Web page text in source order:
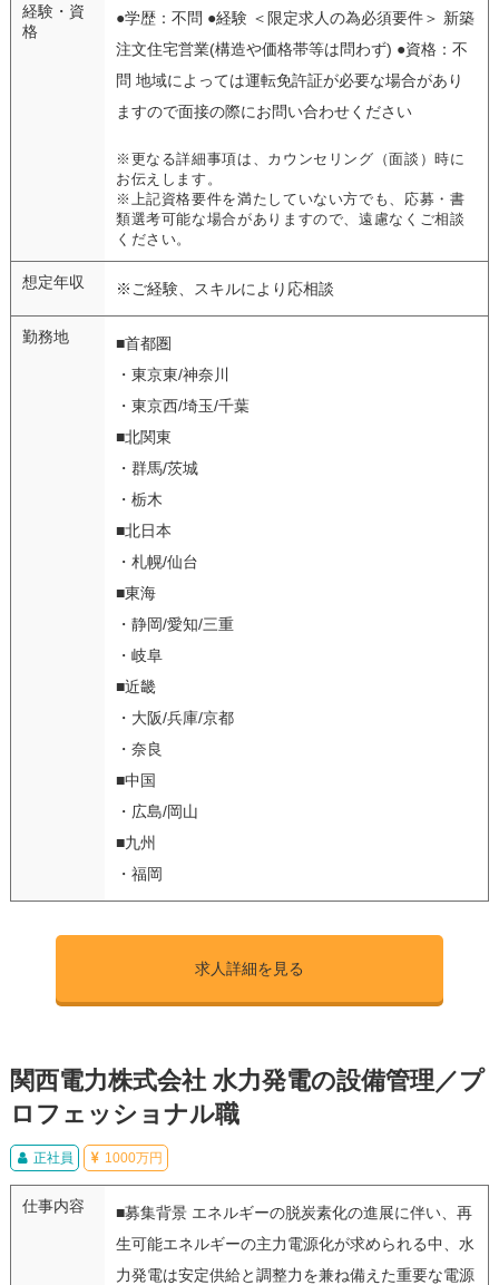
経験・資
格
●学歴：不問 ●経験 ＜限定求人の為必須要件＞ 新築
注文住宅営業(構造や価格帯等は問わず) ●資格：不
問 地域によっては運転免許証が必要な場合があり
ますので面接の際にお問い合わせください
※更なる詳細事項は、カウンセリング（面談）時に
お伝えします。
※上記資格要件を満たしていない方でも、応募・書
類選考可能な場合がありますので、遠慮なくご相談
ください。
想定年収 ※ご経験、スキルにより応相談
勤務地
■首都圏
・東京東/神奈川
・東京西/埼玉/千葉
■北関東
・群馬/茨城
・栃木
■北日本
・札幌/仙台
■東海
・静岡/愛知/三重
・岐阜
■近畿
・大阪/兵庫/京都
・奈良
■中国
・広島/岡山
■九州
・福岡
求人詳細を見る
関西電力株式会社 水力発電の設備管理／プ
ロフェッショナル職
正社員 1000万円
仕事内容
■募集背景 エネルギーの脱炭素化の進展に伴い、再
生可能エネルギーの主力電源化が求められる中、水
力発電は安定供給と調整力を兼ね備えた重要な電源